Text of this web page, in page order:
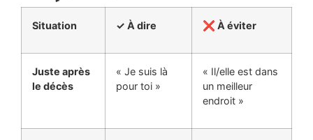
Situation ✓ À dire ❌ À éviter
Juste après
le décès
« Je suis là
pour toi »
« Il/elle est dans
un meilleur
endroit »